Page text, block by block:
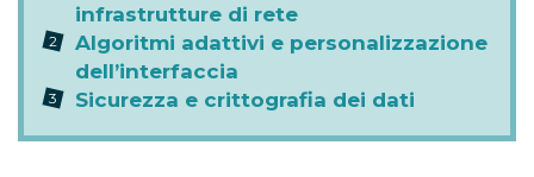
infrastrutture di rete
Algoritmi adattivi e personalizzazione
dell’interfaccia
Sicurezza e crittografia dei dati